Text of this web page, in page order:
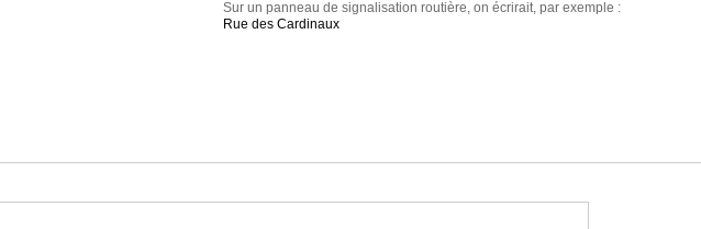
Sur un panneau de signalisation routière, on écrirait, par exemple :
Rue des Cardinaux